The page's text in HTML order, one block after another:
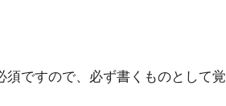
ですので、必ず書くものとして覚